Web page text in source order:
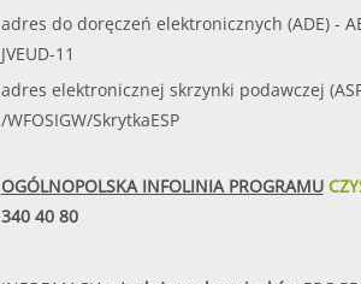
adres do doręczeń elektronicznych (ADE) -
JVEUD-11
adres elektronicznej skrzynki podawczej
/WFOSIGW/SkrytkaESP
OGÓLNOPOLSKA INFOLINIA PROGRAMU
340 40 80